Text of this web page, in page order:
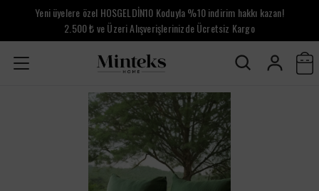
Yeni üyelere özel HOSGELDİN10 Koduyla %10 indirim hakkı kazan!
2.500 ₺ ve Üzeri Alışverişlerinizde Ücretsiz Kargo